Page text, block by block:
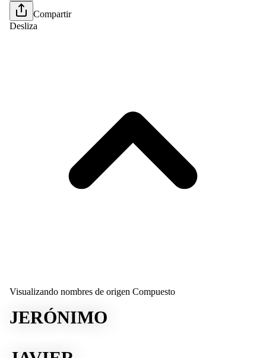
Compartir
Desliza
Visualizando nombres de origen Compuesto
JERÓNIMO